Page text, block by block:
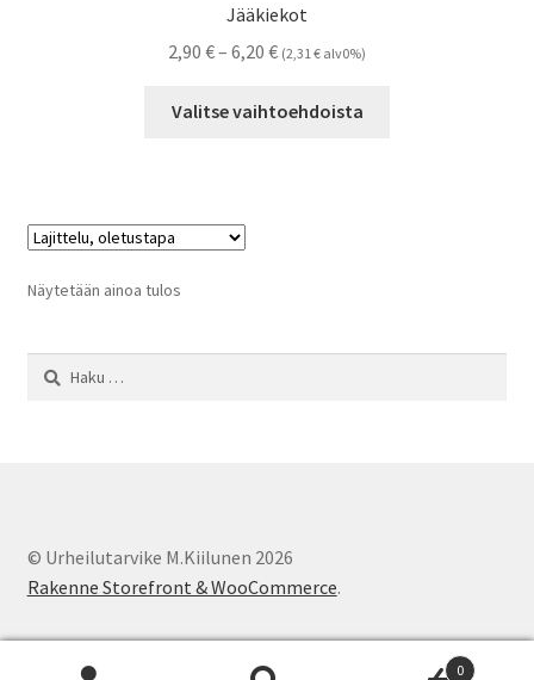
Jääkiekot
2,90 €– 6,20 €Hintaluokka:
-
(2,31 € alv0%)
Valitse vaihtoehdoista
Näytetään ainoa tulos
Haku:
© Urheilutarvike M.Kiilunen 2026
Rakenne Storefront & WooCommerce.
0